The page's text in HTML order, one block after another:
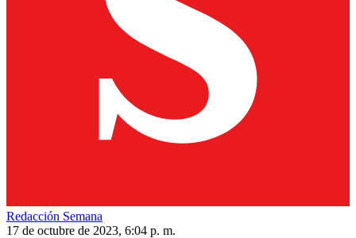
Redacción Semana
17 de octubre de 2023, 6:04 p. m.